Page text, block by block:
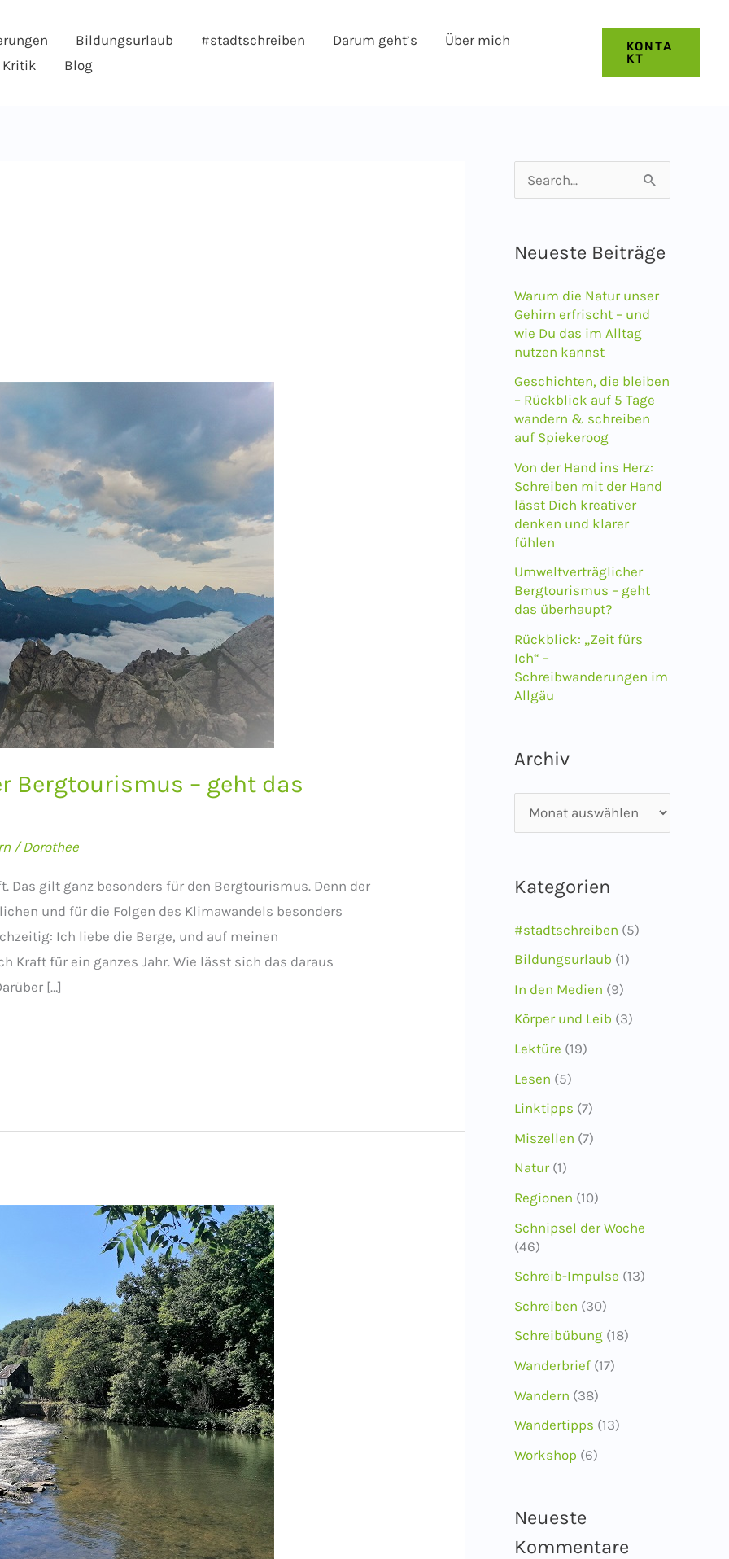
Bildungsurlaub #stadtschreiben Darum geht’s
Über mich
Kritik
Blog
KONTA
KT
Bergtourismus – geht das
/Dorothee
Das gilt ganz besonders für den Bergtourismus. Denn der
und für die Folgen des Klimawandels besonders
Ich liebe die Berge, und auf meinen
Kraft für ein ganzes Jahr. Wie lässt sich das daraus
[…]
u
h
n
n
c
h
Neueste Beiträge
Warum die Natur unser
Gehirn erfrischt – und
wie Du das im Alltag
nutzen kannst
Geschichten, die bleiben
– Rückblick auf 5 Tage
wandern & schreiben
auf Spiekeroog
Von der Hand ins Herz:
Schreiben mit der Hand
lässt Dich kreativer
denken und klarer
fühlen
Umweltverträglicher
Bergtourismus – geht
das überhaupt?
Rückblick: „Zeit fürs
Ich“ –
Schreibwanderungen im
Allgäu
Archiv
r
h
Kategorien
#stadtschreiben (5)
Bildungsurlaub (1)
In den Medien (9)
Körper und Leib (3)
Lektüre (19)
Lesen (5)
Linktipps (7)
Miszellen (7)
Natur(1)
Regionen (10)
Schnipsel der Woche
(46)
Schreib-Impulse (13)
Schreiben (30)
Schreibübung (18)
Wanderbrief (17)
Wandern (38)
Wandertipps (13)
Workshop (6)
Neueste
Kommentare